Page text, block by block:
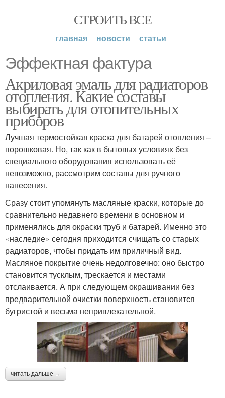
СТРОИТЬ ВСЕ
главная новости статьи
Эффектная фактура
Акриловая эмаль для радиаторов
отопления. Какие составы
выбирать для отопительных
приборов
Лучшая термостойкая краска для батарей отопления –
порошковая. Но, так как в бытовых условиях без
специального оборудования использовать её
невозможно, рассмотрим составы для ручного
нанесения.
Сразу стоит упомянуть масляные краски, которые до
сравнительно недавнего времени в основном и
применялись для окраски труб и батарей. Именно это
«наследие» сегодня приходится счищать со старых
радиаторов, чтобы придать им приличный вид.
Масляное покрытие очень недолговечно: оно быстро
становится тусклым, трескается и местами
отслаивается. А при следующем окрашивании без
предварительной очистки поверхность становится
бугристой и весьма непривлекательной.
читать дальше →